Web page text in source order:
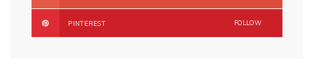
PINTEREST FOLLOW